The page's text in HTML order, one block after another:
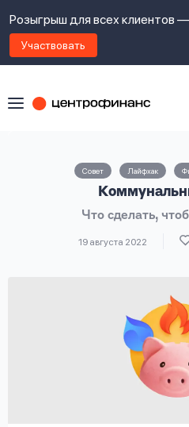
Розыгрыш для всех клиентов
Участвовать
Совет Лайфхак
Что сделать,
19 августа 2022
ознакомлен
правилами
предоставления
займов